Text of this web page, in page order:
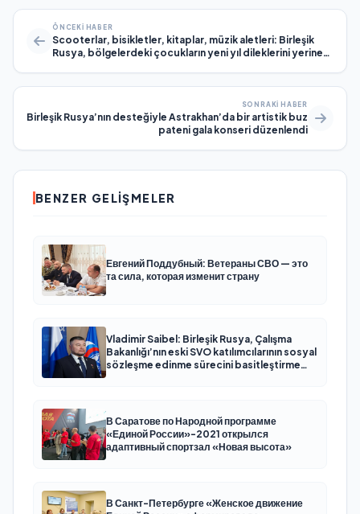
ÖNCEKI HABER
Scooterlar, bisikletler, kitaplar, müzik aletleri: Birleşik
Rusya, bölgelerdeki çocukların yeni yıl dileklerini yerine
SONRAKI HABER
Birleşik Rusya’nın desteğiyle Astrakhan’da bir artistik buz
pateni gala konseri düzenlendi
BENZER GELIŞMELER
Евгений Поддубный: Ветераны СВО — это
та сила, которая изменит страну
Vladimir Saibel: Birleşik Rusya, Çalışma
Bakanlığı’nın eski SVO katılımcılarının sosyal
sözleşme edinme sürecini basitleştirme
В Саратове по Народной программе
«Единой России»-2021 открылся
адаптивный спортзал «Новая высота»
В Санкт-Петербурге «Женское движение